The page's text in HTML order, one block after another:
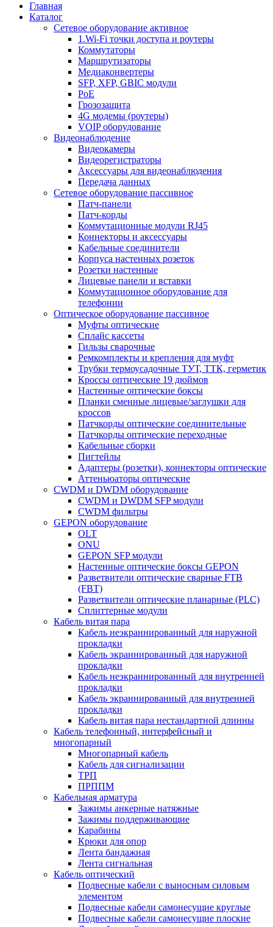
Главная
Каталог
Сетевое оборудование активное
1.Wi-Fi точки доступа и роутеры
Коммутаторы
Маршрутизаторы
Медиаконвертеры
SFP, XFP, GBIC модули
PoE
Грозозащита
4G модемы (роутеры)
VOIP оборудование
Видеонаблюдение
Видеокамеры
Видеорегистраторы
Аксессуары для видеонаблюдения
Передача данных
Сетевое оборудование пассивное
Патч-панели
Патч-корды
Коммутационные модули RJ45
Коннекторы и аксессуары
Кабельные соединители
Корпуса настенных розеток
Розетки настенные
Лицевые панели и вставки
Коммутационное оборудование для
телефонии
Оптическое оборудование пассивное
Муфты оптические
Сплайс кассеты
Гильзы сварочные
Ремкомплекты и крепления для муфт
Трубки термоусадочные ТУТ, ТТК, герметик
Кроссы оптические 19 дюймов
Настенные оптические боксы
Планки сменные лицевые/заглушки для
кроссов
Патчкорды оптические соединительные
Патчкорды оптические переходные
Кабельные сборки
Пигтейлы
Адаптеры (розетки), коннекторы оптические
Аттеньюаторы оптические
CWDM и DWDM оборудование
CWDM и DWDM SFP модули
CWDM фильтры
GEPON оборудование
OLT
ONU
GEPON SFP модули
Настенные оптические боксы GEPON
Разветвители оптические сварные FTB
(FBT)
Разветвители оптические планарные (PLC)
Сплиттерные модули
Кабель витая пара
Кабель неэкраннированный для наружной
прокладки
Кабель экраннированный для наружной
прокладки
Кабель неэкраннированный для внутренней
прокладки
Кабель экраннированный для внутренней
прокладки
Кабель витая пара нестандартной длинны
Кабель телефонный, интерфейсный и
многопарный
Многопарный кабель
Кабель для сигнализации
ТРП
ПРППМ
Кабельная арматура
Зажимы анкерные натяжные
Зажимы поддерживающие
Карабины
Крюки для опор
Лента бандажная
Лента сигнальная
Кабель оптический
Подвесные кабели с выносным силовым
элементом
Подвесные кабели самонесущие круглые
Подвесные кабели самонесущие плоские